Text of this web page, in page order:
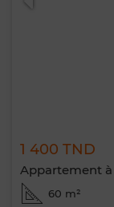
1 400 TND
Appartement à
60 m²